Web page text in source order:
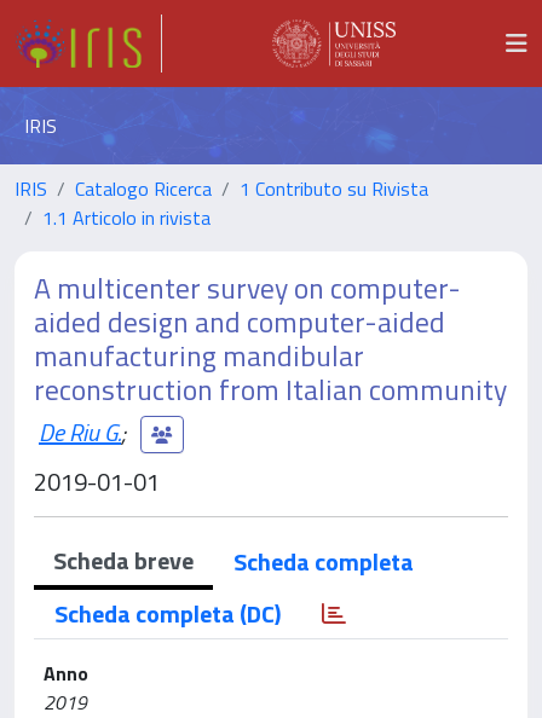
IRIS
IRIS Catalogo Ricerca
1 Contributo su Rivista
1.1 Articolo in rivista
A multicenter survey on computer-
aided design and computer-aided
manufacturing mandibular
reconstruction from Italian community
De Riu G.;
2019-01-01
Scheda breve
Scheda completa
Scheda completa (DC)
Anno
2019